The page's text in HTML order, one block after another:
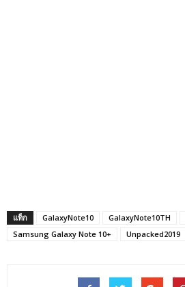
แท็ก GalaxyNote10 GalaxyNote10TH
Samsung Galaxy Note 10+
Unpacked2019